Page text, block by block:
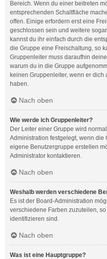
Bereich. Wenn du einer beitreten
entsprechenden Schaltfläche
offen. Einige erfordern erst eine
geschlossen sein und weitere
kannst du ihr einfach durch die
die Gruppe eine Freischaltung, so
Gruppenleiter muss daraufhin
warum du in die Gruppe
keinen Gruppenleiter, wenn er
haben.
Nach oben
Wie werde ich Gruppenleiter?
Der Leiter einer Gruppe wird
Administration festgelegt, wenn die
eigene Benutzergruppe erstellen
Administrator kontaktieren.
Nach oben
Weshalb werden verschiedene
Es ist der Board-Administration
verschiedene Farben zuzuteilen,
identifizieren sind.
Nach oben
Was ist eine Hauptgruppe?